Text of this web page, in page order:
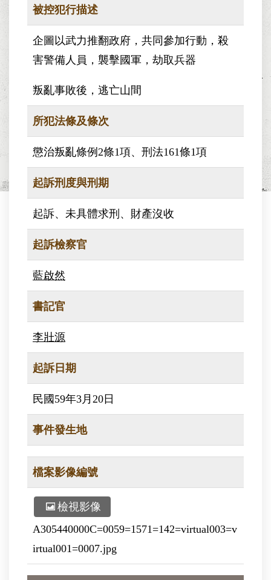
被控犯行描述
企圖以武力推翻政府，共同參加行動，殺
害警備人員，襲擊國軍，劫取兵器
叛亂事敗後，逃亡山間
所犯法條及條次
懲治叛亂條例2條1項、刑法161條1項
起訴刑度與刑期
起訴、未具體求刑、財產沒收
起訴檢察官
藍啟然
書記官
李壯源
起訴日期
民國59年3月20日
事件發生地
檔案影像編號
檢視影像
A305440000C=0059=1571=142=virtual003=v
irtual001=0007.jpg